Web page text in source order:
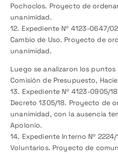
Pochoclos. Proyecto de
unanimidad.
12. Expediente Nº 4123-0647/
Cambio de Uso. Proyecto de
unanimidad.
Luego se analizaron los
Comisión de Presupuesto,
13. Expediente Nº 4123-0905/
Decreto 1305/18. Proyecto de
unanimidad, con la ausencia
Apolonio.
14. Expediente Interno Nº
Voluntarios. Proyecto de